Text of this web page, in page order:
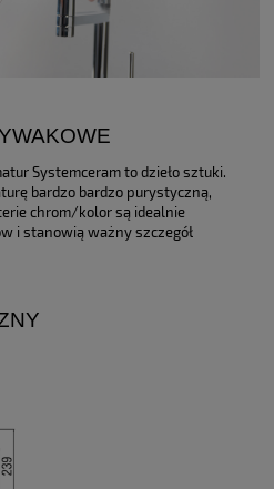
Systemceram to dzieło sztuki.
bardzo bardzo purystyczną,
chrom/kolor są idealnie
i stanowią ważny szczegół